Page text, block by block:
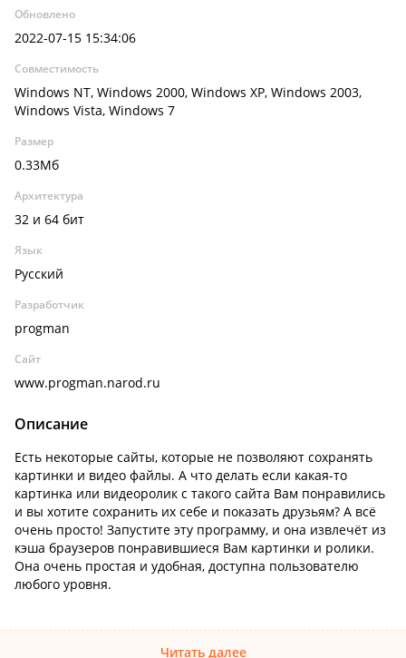
Обновлено
2022-07-15 15:34:06
Совместимость
Windows NT, Windows 2000, Windows XP, Windows 2003,
Windows Vista, Windows 7
Размер
0.33Мб
Архитектура
32 и 64 бит
Язык
Русский
Разработчик
progman
Сайт
www.progman.narod.ru
Описание
Есть некоторые сайты, которые не позволяют сохранять
картинки и видео файлы. А что делать если какая-то
картинка или видеоролик с такого сайта Вам понравились
и вы хотите сохранить их себе и показать друзьям? А всё
очень просто! Запустите эту программу, и она извлечёт из
кэша браузеров понравившиеся Вам картинки и ролики.
Она очень простая и удобная, доступна пользователю
любого уровня.
Читать далее